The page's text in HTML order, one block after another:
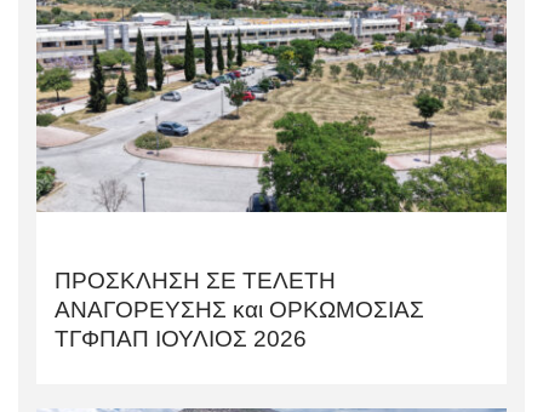
ΠΡΟΣΚΛΗΣΗ ΣΕ ΤΕΛΕΤΗ
AΝΑΓΟΡΕΥΣΗΣ και ΟΡΚΩΜΟΣΙΑΣ
TΓΦΠΑΠ ΙΟΥΛΙΟΣ 2026